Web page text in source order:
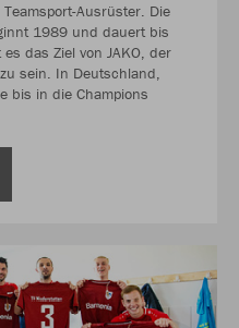
Ausrüster. Die
1989 und dauert bis
das Ziel von JAKO, der
sein. In Deutschland,
bis in die Champions